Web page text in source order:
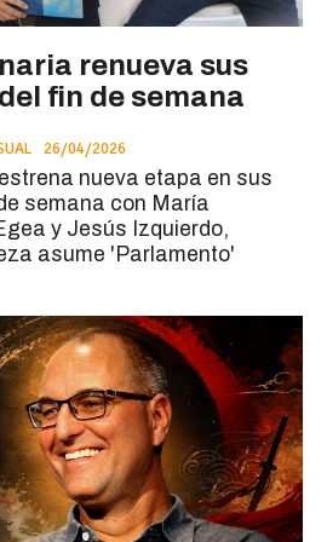
renueva sus
fin de semana
26/04/2026
nueva etapa en sus
semana con María
y Jesús Izquierdo,
asume 'Parlamento'